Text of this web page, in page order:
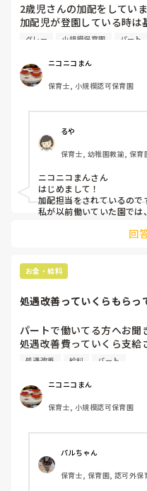
2歳児さんの加配をしていま
加配児が登園している時
が、みなさんは着替え、
あと、活動の準備だったり
のはされたりしてますか？
人手が足りないなぁと思
「◯◯さん(加配児)につい
るので‥。その子にだけ
みなさんがどうされてるか
グレー 小規模保育園 パート
ニコニコまん
保育士, 小規模認可保育園
るや
保育士, 幼稚園教諭, 保育
ニコニコまんさん
はじめまして！
加配担当をされているので
私が以前働いていた園で
て、、と、3歳児クラスの
ごせるようになっていまし
そのお子様がどういうタイ
準備や片付けはお任せし
が良いと思います。
どうしても必要であればき
ます。もし心配でしたら、
ついていてくれていると
していることに気づくとび
ちょっとしたことでも声の
のではと思います。
回
お金・給料
処遇改善っていくらもらっ
パートで働いてる方へお
処遇改善費っていくら支給
わたしは今年4月オープン
ふと気になって給与明細
なくて。
処遇改善費として入って
以前企業主導型保育園で
のか、9000円支給しても
しに伝えてくれていたの
いろいろ頼まれてがんば
処遇改善 給料 パート
ニコニコまん
保育士, 小規模認可保育園
パルちゃん
保育士, 保育園, 認可外保